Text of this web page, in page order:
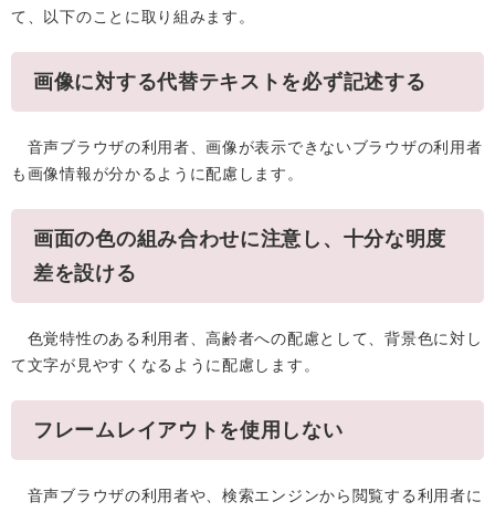
て、以下のことに取り組みます。
画像に対する代替テキストを必ず記述する
音声ブラウザの利用者、画像が表示できないブラウザの利用者
も画像情報が分かるように配慮します。
画面の色の組み合わせに注意し、十分な明度
差を設ける
色覚特性のある利用者、高齢者への配慮として、背景色に対し
て文字が見やすくなるように配慮します。
フレームレイアウトを使用しない
音声ブラウザの利用者や、検索エンジンから閲覧する利用者に